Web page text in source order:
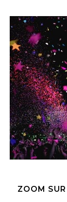
ZOOM